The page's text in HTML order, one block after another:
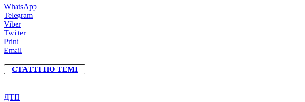
WhatsApp
Telegram
Viber
Twitter
Print
Email
СТАТТІ ПО ТЕМІ
ДТП